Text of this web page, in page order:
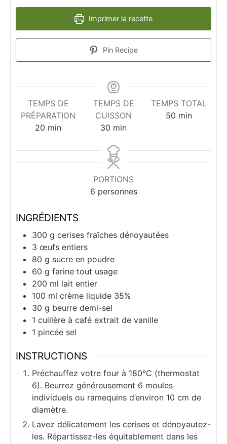
Imprimer la recette
Pin Recipe
TEMPS DE
PRÉPARATION
20 minutes
min
TEMPS DE
CUISSON
30 minutes
min
TEMPS TOTAL
50minutes
min
PORTIONS
6 personnes
INGRÉDIENTS
300 g cerises fraîches dénoyautées
3 œufs entiers
80 g sucre en poudre
60 g farine tout usage
200 ml lait entier
100 ml crème liquide 35%
30 g beurre demi-sel
1 cuillère à café extrait de vanille
1 pincée sel
INSTRUCTIONS
Préchauffez votre four à 180°C (thermostat
6). Beurrez généreusement 6 moules
individuels ou ramequins d’environ 10 cm de
diamètre.
Lavez délicatement les cerises et dénoyautez-
les. Répartissez-les équitablement dans les